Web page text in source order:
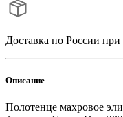
Доставка по России
Описание
Полотенце махровое